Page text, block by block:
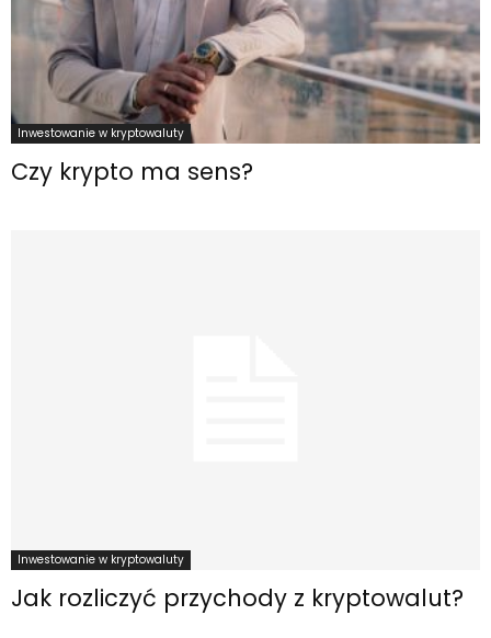
Inwestowanie w kryptowaluty
Czy krypto ma sens?
Inwestowanie w kryptowaluty
Jak rozliczyć przychody z kryptowalut?